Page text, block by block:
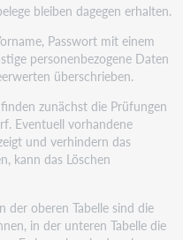
bleiben dagegen erhalten.
Passwort mit einem
personenbezogene Daten
überschrieben.
zunächst die Prüfungen
Eventuell vorhandene
und verhindern das
kann das Löschen
der oberen Tabelle sind die
in der unteren Tabelle die